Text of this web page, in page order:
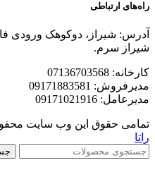
راه‌های ارتباطی
آدرس: شیراز، دوکوهک ورودی
شیراز سرم.
کارخانه: 07136703568
مدیرفروش: 09171883581
مدیرعامل: 09171021916
تمامی حقوق این وب سایت
راتا